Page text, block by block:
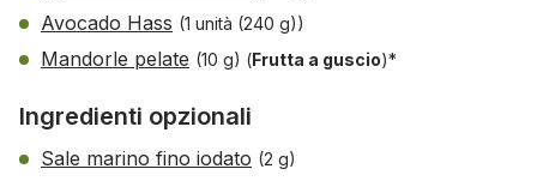
Avocado Hass (1 unità (240 g))
Mandorle pelate (10 g) (Frutta a guscio)*
Ingredienti opzionali
Sale marino fino iodato (2 g)